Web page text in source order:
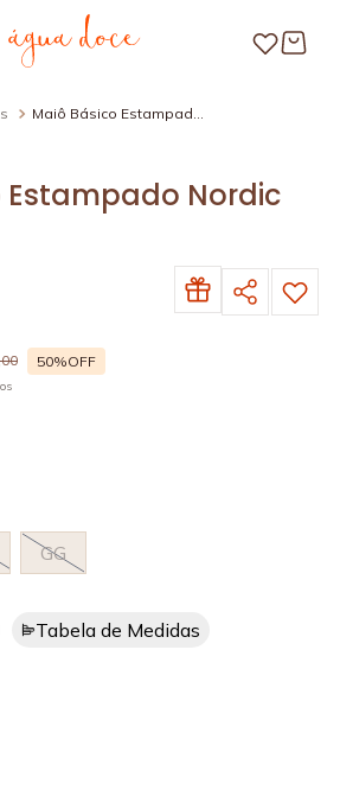
Maiô Básico Estampado
Estampado Nordic
00 50%OFF
GG
Tabela de Medidas